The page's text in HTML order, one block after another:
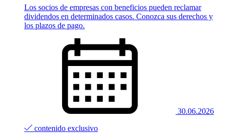
Los socios de empresas con beneficios pueden reclamar
dividendos en determinados casos. Conozca sus derechos y
los plazos de pago.
30.06.2026
contenido exclusivo